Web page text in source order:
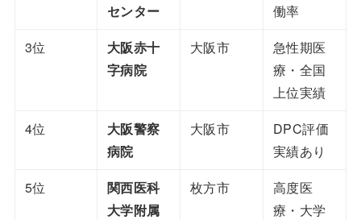
センター
働率
3位
大阪赤十
字病院
大阪市
急性期医
療・全国
上位実績
4位
大阪警察
病院
大阪市
DPC評価
実績あり
5位
関西医科
大学附属
枚方市
高度医
療・大学